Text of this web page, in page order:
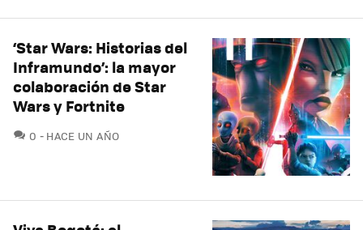
‘Star Wars: Historias del
Inframundo’: la mayor
colaboración de Star
Wars y Fortnite
0 COMENTARIOS
HACE UN AÑO